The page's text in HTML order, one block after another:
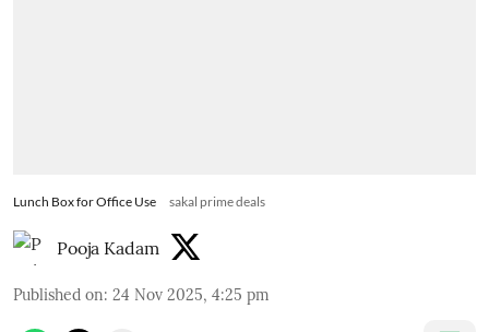
Lunch Box for Office Use sakal prime deals
Pooja Kadam
Published on: 24 Nov 2025, 4:25 pm